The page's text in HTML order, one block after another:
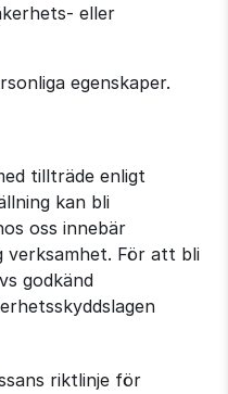
eller
egenskaper.
tillträde enligt
kan bli
oss innebär
verksamhet. För att bli
godkänd
riktlinje för